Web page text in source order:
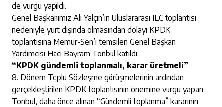
de vurgu yapıldı.
Genel Başkanımız Ali Yalçın’ın Uluslararası ILC toplantısı
nedeniyle yurt dışında olmasından dolayı KPDK
toplantısına Memur-Sen’i temsilen Genel Başkan
Yardımcısı Hacı Bayram Tonbul katıldı.
“KPDK gündemli toplanmalı, karar üretmeli”
8. Dönem Toplu Sözleşme görüşmelerinin ardından
gerçekleştirilen KPDK toplantısının önemine vurgu yapan
Tonbul, daha önce alınan “Gündemli toplanma” kararının